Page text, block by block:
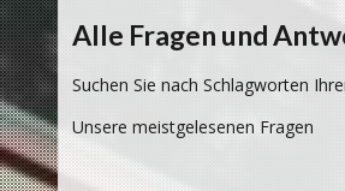
Alle Fragen und
Suchen Sie nach Schlagworten
Unsere meistgelesenen Fragen